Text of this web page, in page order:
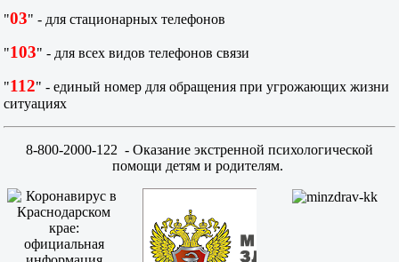
"03" - для стационарных телефонов
"103" - для всех видов телефонов связи
"112" - единый номер для обращения при угрожающих жизни
ситуациях
8-800-2000-122 - Оказание экстренной психологической
помощи детям и родителям.